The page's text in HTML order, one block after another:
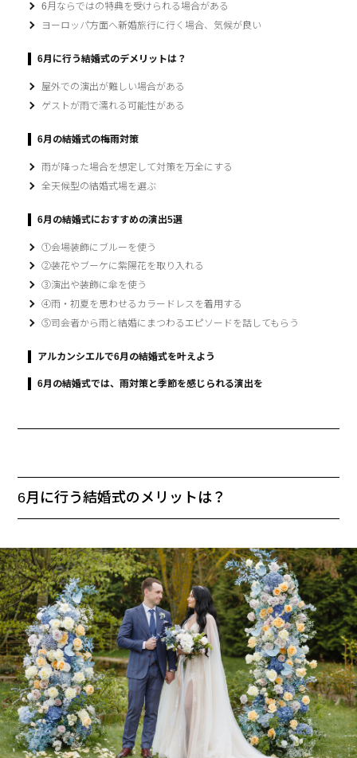
6月ならではの特典を受けられる場合がある
ヨーロッパ方面へ新婚旅行に行く場合、気候が良い
6月に行う結婚式のデメリットは？
屋外での演出が難しい場合がある
ゲストが雨で濡れる可能性がある
6月の結婚式の梅雨対策
雨が降った場合を想定して対策を万全にする
全天候型の結婚式場を選ぶ
6月の結婚式におすすめの演出5選
①会場装飾にブルーを使う
②装花やブーケに紫陽花を取り入れる
③演出や装飾に傘を使う
④雨・初夏を思わせるカラードレスを着用する
⑤司会者から雨と結婚にまつわるエピソードを話してもらう
アルカンシエルで6月の結婚式を叶えよう
6月の結婚式では、雨対策と季節を感じられる演出を
6月に行う結婚式のメリットは？